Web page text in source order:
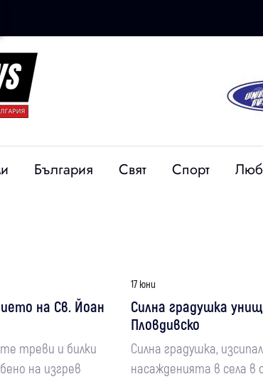
България Свят Спорт
на Св. Йоан
треви и билки
на изгрев
17 юни
Силна градушка
Пловдивско
Силна градушка,
насажденията в села в